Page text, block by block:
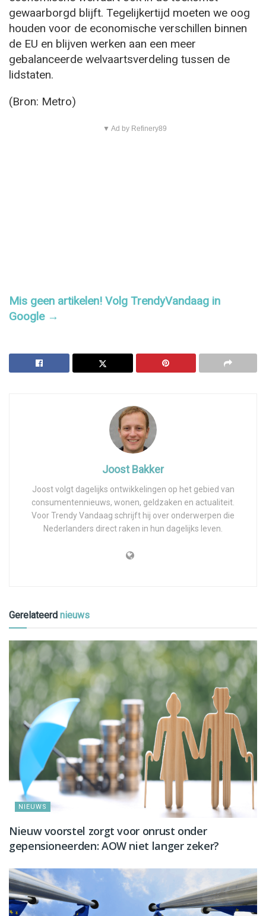
gewaarborgd blijft. Tegelijkertijd moeten we oog
houden voor de economische verschillen binnen
de EU en blijven werken aan een meer
gebalanceerde welvaartsverdeling tussen de
lidstaten.
(Bron: Metro)
▼ Ad by Refinery89
Mis geen artikelen! Volg TrendyVandaag in
Google →
Joost Bakker
Joost volgt dagelijks ontwikkelingen op het gebied van
consumentennieuws, wonen, geldzaken en actualiteit.
Voor Trendy Vandaag schrijft hij over onderwerpen die
Nederlanders direct raken in hun dagelijks leven.
Gerelateerd nieuws
NIEUWS
Nieuw voorstel zorgt voor onrust onder
gepensioneerden: AOW niet langer zeker?